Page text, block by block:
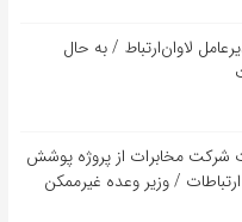
لاوان‌ارتباط / به حال
شرکت مخابرات از پروژه پوشش
ارتباطات / وزیر وعده غیرممکن